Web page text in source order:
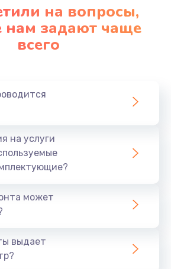
на вопросы,
нам задают чаще
всего
на услуги
может
выдает